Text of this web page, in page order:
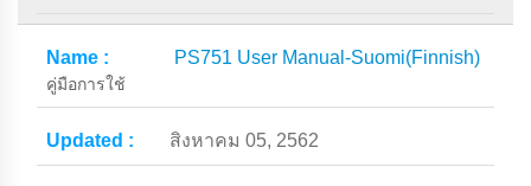
PS751 User Manual-Suomi(Finnish)
คู่มือการใช้
สิงหาคม 05, 2562